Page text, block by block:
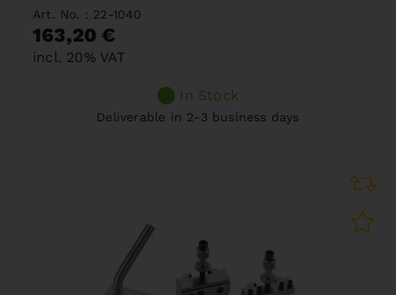
Art. No. : 22-1040
163,20 €
incl. 20% VAT
In Stock
Deliverable in 2-3 business days